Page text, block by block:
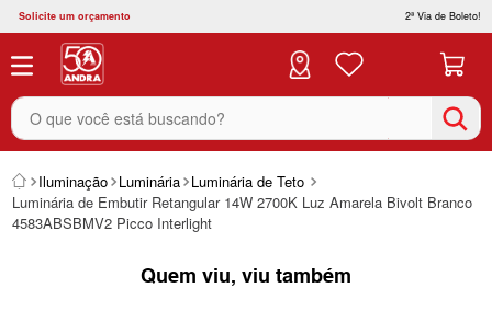
Solicite um orçamento 2ª Via de Boleto!
O que você está buscando?
Iluminação Luminária Luminária de Teto
Luminária de Embutir Retangular 14W 2700K Luz Amarela Bivolt Branco
4583ABSBMV2 Picco Interlight
Quem viu, viu também